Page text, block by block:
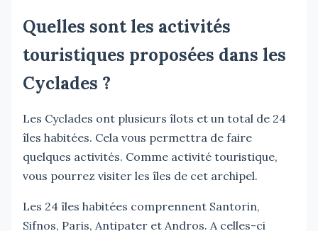
Quelles sont les activités
touristiques proposées dans les
Cyclades ?
Les Cyclades ont plusieurs îlots et un total de 24
îles habitées. Cela vous permettra de faire
quelques activités. Comme activité touristique,
vous pourrez visiter les îles de cet archipel.
Les 24 îles habitées comprennent Santorin,
Sifnos, Paris, Antipater et Andros. A celles-ci